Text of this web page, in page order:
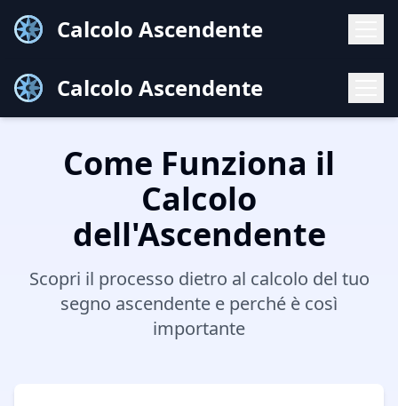
Calcolo Ascendente
Calcolo Ascendente
Come Funziona il
Calcolo
dell'Ascendente
Scopri il processo dietro al calcolo del tuo
segno ascendente e perché è così
importante